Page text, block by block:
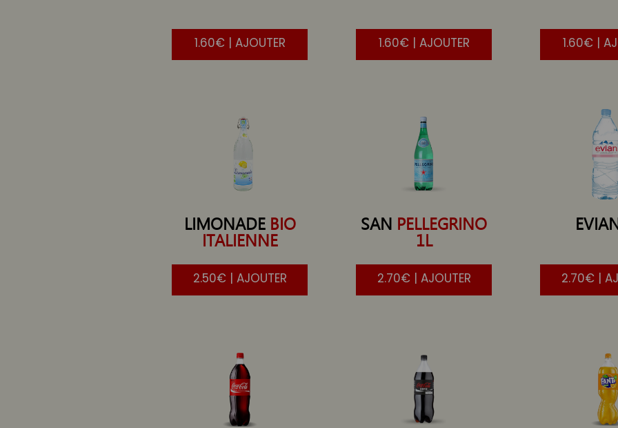
1.60€ | AJOUTER 1.60€ | AJOUTER 1.60€ |
LIMONADEBIO
ITALIENNE
2.50€ | AJOUTER
SAN PELLEGRINO
1L
2.70€ | AJOUTER
EVIAN
2.70€ |